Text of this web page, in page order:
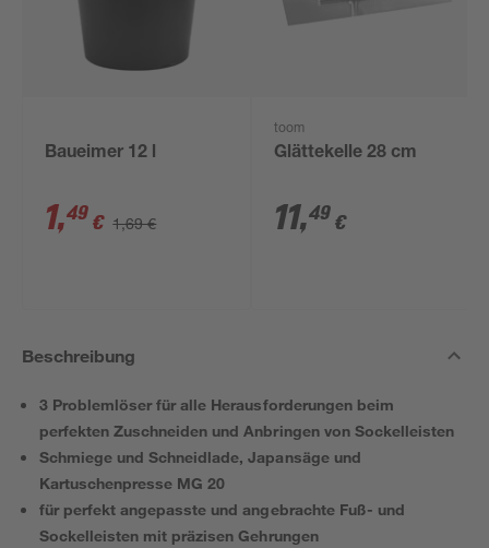
Baueimer 12 l
1,49 € 1,69 €
toom
Glättekelle 28 cm
11,49 €
Beschreibung
3 Problemlöser für alle Herausforderungen beim
perfekten Zuschneiden und Anbringen von Sockelleisten
Schmiege und Schneidlade, Japansäge und
Kartuschenpresse MG 20
für perfekt angepasste und angebrachte Fuß- und
Sockelleisten mit präzisen Gehrungen